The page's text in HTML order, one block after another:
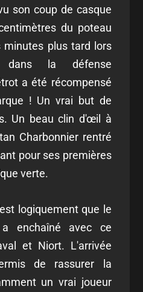
son coup de casque
du poteau
minutes plus tard lors
dans la défense
a été récompensé
! Un vrai but de
Un beau clin d'œil à
Charbonnier rentré
pour ses premières
verte.
logiquement que le
enchaîné avec ce
et Niort. L'arrivée
de rassurer la
un vrai joueur